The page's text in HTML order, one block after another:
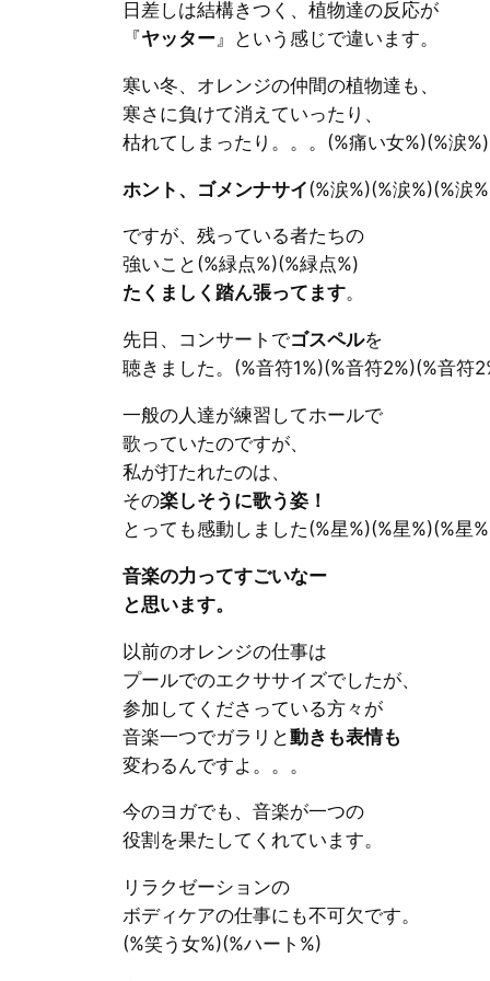
日差しは結構きつく、植物達の反応が
『ヤッター 』という感じで違います。
寒い冬、オレンジの仲間の植物達も、
寒さに負けて消えていったり、
枯れてしまったり。。。(%痛い女%)(%涙%)
ホント、ゴメンナサイ(%涙%)(%涙%)(%涙
ですが、残っている者たちの
強いこと(%緑点%)(%緑点%)
たくましく踏ん張ってます。
先日、コンサートでゴスペルを
聴きました。(%音符1%)(%音符2%)(%音符
一般の人達が練習してホールで
歌っていたのですが、
私が打たれたのは、
その楽しそうに歌う姿！
とっても感動しました(%星%)(%星%)(%星
音楽の力ってすごいなー
と思います。
以前のオレンジの仕事は
プールでのエクササイズでしたが、
参加してくださっている方々が
音楽一つでガラリと動きも表情も
変わるんですよ。。。
今のヨガでも、音楽が一つの
役割を果たしてくれています。
リラクゼーションの
ボディケアの仕事にも不可欠です。
(%笑う女%)(%ハート%)